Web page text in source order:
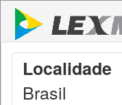
Localidade
Brasil